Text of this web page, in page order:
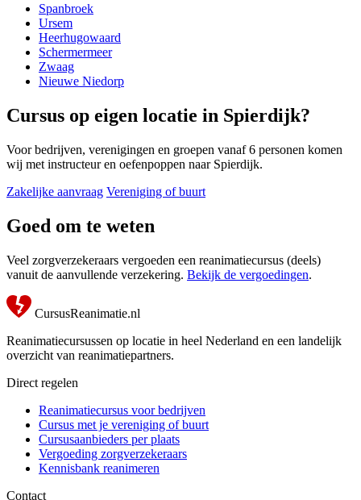
Spanbroek
Ursem
Heerhugowaard
Schermermeer
Zwaag
Nieuwe Niedorp
Cursus op eigen locatie in Spierdijk?
Voor bedrijven, verenigingen en groepen vanaf 6 personen komen
wij met instructeur en oefenpoppen naar Spierdijk.
Zakelijke aanvraag Vereniging of buurt
Goed om te weten
Veel zorgverzekeraars vergoeden een reanimatiecursus (deels)
vanuit de aanvullende verzekering. Bekijk de vergoedingen.
CursusReanimatie.nl
Reanimatiecursussen op locatie in heel Nederland en een landelijk
overzicht van reanimatiepartners.
Direct regelen
Reanimatiecursus voor bedrijven
Cursus met je vereniging of buurt
Cursusaanbieders per plaats
Vergoeding zorgverzekeraars
Kennisbank reanimeren
Contact